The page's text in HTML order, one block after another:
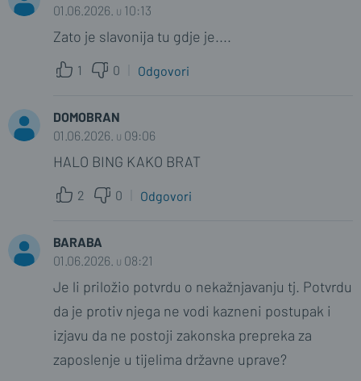
01.06.2026. u 10:13
Zato je slavonija tu gdje je....
1 0 Odgovori
DOMOBRAN
01.06.2026. u 09:06
HALO BING KAKO BRAT
2 0 Odgovori
BARABA
01.06.2026. u 08:21
Je li priložio potvrdu o nekažnjavanju tj. Potvrdu
da je protiv njega ne vodi kazneni postupak i
izjavu da ne postoji zakonska prepreka za
zaposlenje u tijelima državne uprave?